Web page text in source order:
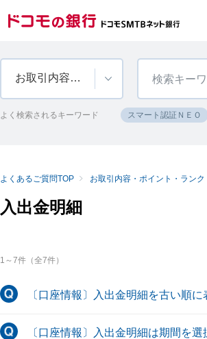
お取引内容・ポイント・ランク
よく検索されるキーワード スマート認証ＮＥＯ
よくあるご質問TOP お取引内容・ポイント・ランク
入出金明細
1 ～7件（全7件）
〔口座情報〕入出金明細を古い順
〔口座情報〕入出金明細は期間を